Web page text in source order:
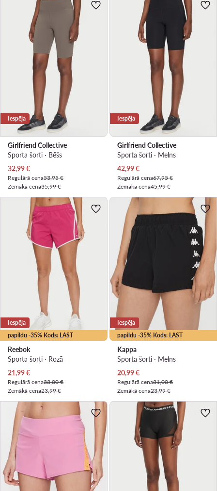
Iespēja
Girlfriend Collective
Sporta šorti · Bēšs
Pašreizējā cena
32,99€
Regulārā cena53,95 €
Zemākā cena35,99 €
Iespēja
Girlfriend Collective
Sporta šorti · Melns
Pašreizējā cena
42,99€
Regulārā cena67,95 €
Zemākā cena45,99 €
papildu -35% Kods: LAST
Iespēja
Reebok
Sporta šorti · Rozā
Pašreizējā cena
21,99€
Regulārā cena33,00 €
Zemākā cena23,99 €
papildu -35% Kods: LAST
Iespēja
Kappa
Sporta šorti · Melns
Pašreizējā cena
20,99€
Regulārā cena31,00 €
Zemākā cena23,99 €